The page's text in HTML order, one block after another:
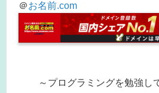
＠お名前.com
～プログラミングを勉強し